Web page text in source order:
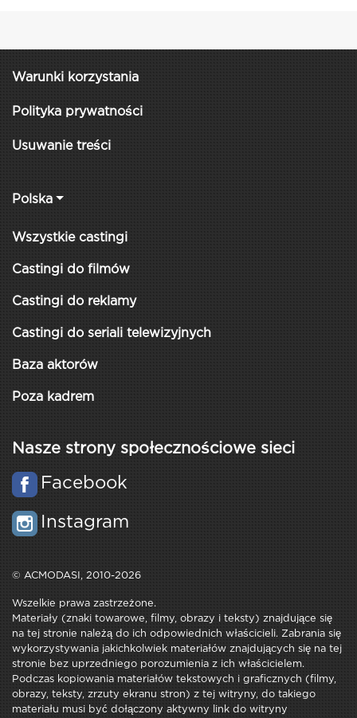
Warunki korzystania
Polityka prywatności
Usuwanie treści
Polska
Wszystkie castingi
Castingi do filmów
Castingi do reklamy
Castingi do seriali telewizyjnych
Baza aktorów
Poza kadrem
Nasze strony społecznościowe sieci
Facebook
Instagram
© ACMODASI, 2010-2026
Wszelkie prawa zastrzeżone.
Materiały (znaki towarowe, filmy, obrazy i teksty) znajdujące się
na tej stronie należą do ich odpowiednich właścicieli. Zabrania się
wykorzystywania jakichkolwiek materiałów znajdujących się na tej
stronie bez uprzedniego porozumienia z ich właścicielem.
Podczas kopiowania materiałów tekstowych i graficznych (filmy,
obrazy, teksty, zrzuty ekranu stron) z tej witryny, do takiego
materiału musi być dołączony aktywny link do witryny